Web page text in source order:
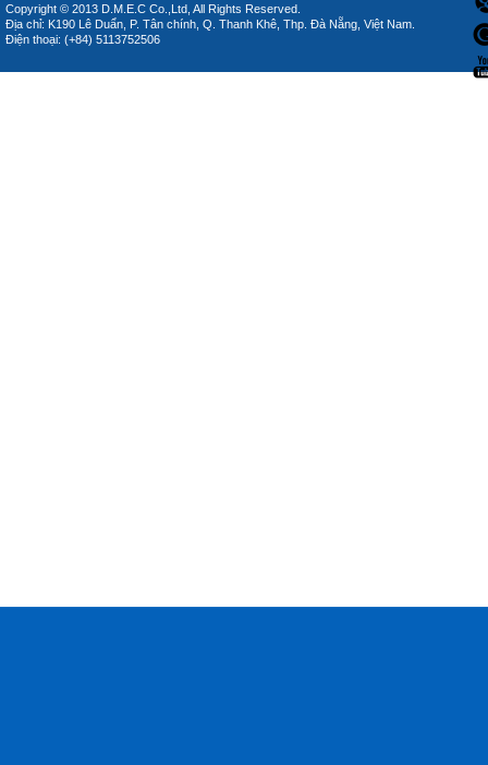
Copyright © 2013 D.M.E.C Co.,Ltd, All Rights Reserved.
Địa chỉ: K190 Lê Duẩn, P. Tân chính, Q. Thanh Khê, Thp. Đà Nẵng, Việt Nam.
Điện thoại: (+84) 5113752506